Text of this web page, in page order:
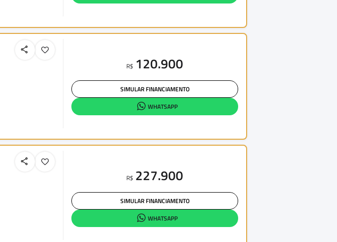
R$ 120.900
SIMULAR FINANCIAMENTO
WHATSAPP
R$ 227.900
SIMULAR FINANCIAMENTO
WHATSAPP